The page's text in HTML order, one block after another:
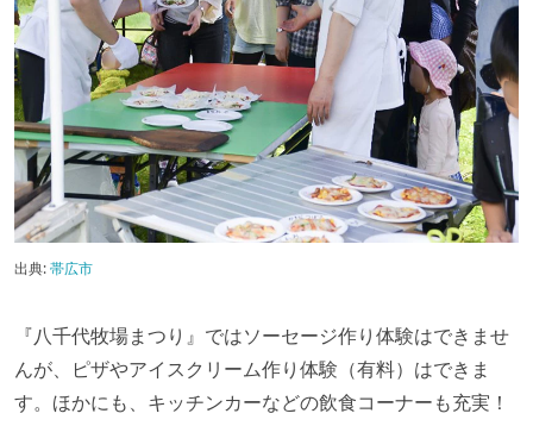
出典:帯広市
『八千代牧場まつり』ではソーセージ作り体験はできませ
んが、ピザやアイスクリーム作り体験（有料）はできま
す。ほかにも、キッチンカーなどの飲食コーナーも充実！